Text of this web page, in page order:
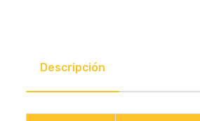
Descripción